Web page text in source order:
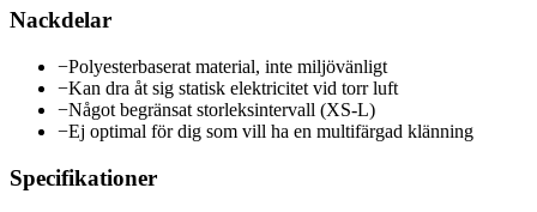
Nackdelar
−Polyesterbaserat material, inte miljövänligt
−Kan dra åt sig statisk elektricitet vid torr luft
−Något begränsat storleksintervall (XS-L)
−Ej optimal för dig som vill ha en multifärgad klänning
Specifikationer